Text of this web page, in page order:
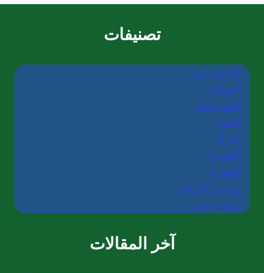
تصنيفات
الجبس بورد
السباكة
السيراميك
الصبغ
العزل
الكهرباء
النجارة
تركيب الباركية
صيانة عامة
آخر المقالات